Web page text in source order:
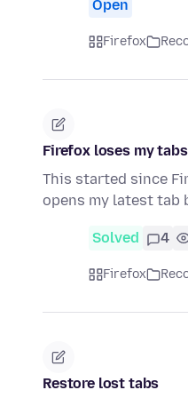
Open
Firefox
Firefox loses my
This started since
opens my latest tab
Solved 4
Firefox
Restore lost tabs